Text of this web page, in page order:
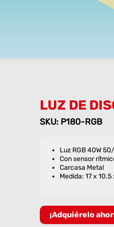
LUZ DE
SKU: P180-RGB
Luz RGB 40W
Con sensor
Carcasa Metal
Medida: 17 x
¡Adquiérelo